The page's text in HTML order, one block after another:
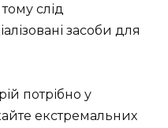
слід
засоби для
потрібно у
екстремальних